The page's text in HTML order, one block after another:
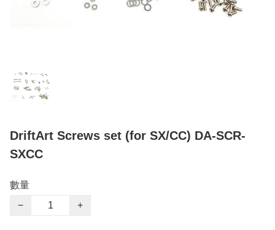
DriftArt Screws set (for SX/CC) DA-SCR-
SXCC
數量
−
+